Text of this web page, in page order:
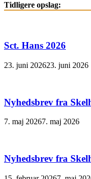
Tidligere opslag:
Sct. Hans 2026
23. juni 202623. juni 2026
Nyhedsbrev fra
7. maj 20267. maj 2026
Nyhedsbrev fra